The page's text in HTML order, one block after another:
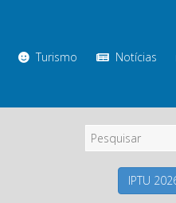
Turismo Notícias
IPTU